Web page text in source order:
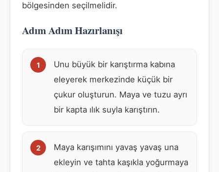
bölgesinden seçilmelidir.
Adım Adım Hazırlanışı
Unu büyük bir karıştırma kabına
eleyerek merkezinde küçük bir
çukur oluşturun. Maya ve tuzu ayrı
bir kapta ılık suyla karıştırın.
Maya karışımını yavaş yavaş una
ekleyin ve tahta kaşıkla yoğurmaya